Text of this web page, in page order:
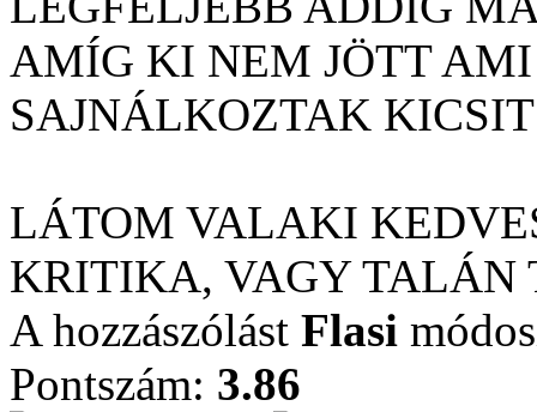
AMÍG KI NEM JÖTT
SAJNÁLKOZTAK
LÁTOM VALAKI
KRITIKA, VAGY TALÁN
A hozzászólást Flasi
Pontszám: 3.86